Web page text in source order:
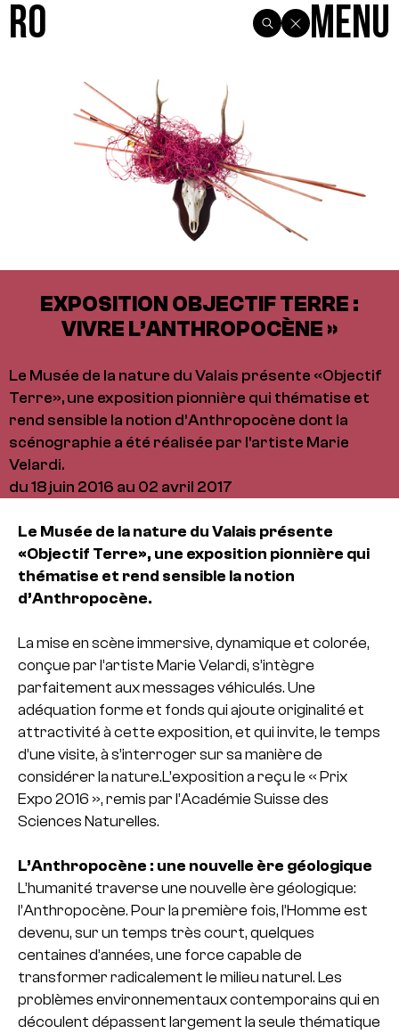
R0 Menu
EXPOSITION OBJECTIF TERRE :
VIVRE L’ANTHROPOCÈNE »
Le Musée de la nature du Valais présente «Objectif
Terre», une exposition pionnière qui thématise et
rend sensible la notion d’Anthropocène dont la
scénographie a été réalisée par l'artiste Marie
Velardi.
du 18 juin 2016 au 02 avril 2017
Le Musée de la nature du Valais présente
«Objectif Terre», une exposition pionnière qui
thématise et rend sensible la notion
d’Anthropocène.
La mise en scène immersive, dynamique et colorée,
conçue par l’artiste Marie Velardi, s’intègre
parfaitement aux messages véhiculés. Une
adéquation forme et fonds qui ajoute originalité et
attractivité à cette exposition, et qui invite, le temps
d’une visite, à s’interroger sur sa manière de
considérer la nature.L’exposition a reçu le « Prix
Expo 2016 », remis par l’Académie Suisse des
Sciences Naturelles.
L’Anthropocène : une nouvelle ère géologique
L’humanité traverse une nouvelle ère géologique:
l’Anthropocène. Pour la première fois, l’Homme est
devenu, sur un temps très court, quelques
centaines d’années, une force capable de
transformer radicalement le milieu naturel. Les
problèmes environnementaux contemporains qui en
découlent dépassent largement la seule thématique